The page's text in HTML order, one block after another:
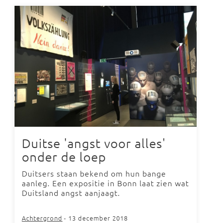
Duitse 'angst voor alles'
onder de loep
Duitsers staan bekend om hun bange
aanleg. Een expositie in Bonn laat zien wat
Duitsland angst aanjaagt.
Achtergrond - 13 december 2018